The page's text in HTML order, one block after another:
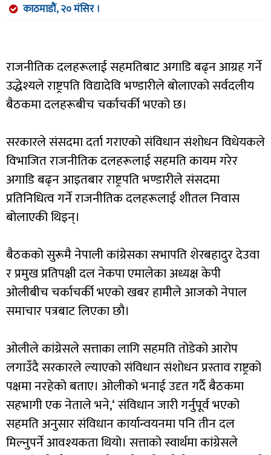
काठमाडौं, २० मंसिर ।
राजनीतिक दलहरूलाई सहमतिबाट अगाडि बढ्न आग्रह गर्ने
उद्धेश्यले राष्ट्रपति विद्यादेवि भण्डारीले बोलाएको सर्वदलीय
बैठकमा दलहरूबीच चर्काचर्की भएको छ।
सरकारले संसदमा दर्ता गराएको संविधान संशोधन विधेयकले
विभाजित राजनीतिक दलहरूलाई सहमति कायम गरेर
अगाडि बढ्न आइतबार राष्ट्रपति भण्डारीले संसदमा
प्रतिनिधित्व गर्ने राजनीतिक दलहरूलाई शीतल निवास
बोलाएकी थिइन्।
बैठकको सुरूमै नेपाली कांग्रेसका सभापति शेरबहादुर देउवा
र प्रमुख प्रतिपक्षी दल नेकपा एमालेका अध्यक्ष केपी
ओलीबीच चर्काचर्की भएको खबर हामीले आजको नेपाल
समाचार पत्रबाट लिएका छौ।
ओलीले कांग्रेसले सत्ताका लागि सहमति तोडेको आरोप
लगाउँदै सरकारले ल्याएको संविधान संशोधन प्रस्ताव राष्ट्रको
पक्षमा नरहेको बताए। ओलीको भनाई उदृत गर्दै बैठकमा
सहभागी एक नेताले भने,‘ संविधान जारी गर्नुपूर्व भएको
सहमति अनुसार संविधान कार्यान्वयनमा पनि तीन दल
मिल्नुपर्ने आवश्यकता थियो। सत्ताको स्वार्थमा कांग्रेसले